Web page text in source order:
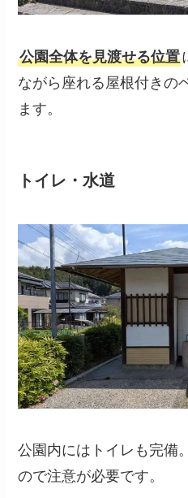
公園全体を見渡せる位置
ながら座れる屋根付きの
ます。
トイレ・水道
公園内にはトイレも完備
ので注意が必要です。